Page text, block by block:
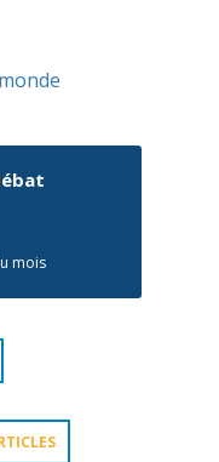
mois